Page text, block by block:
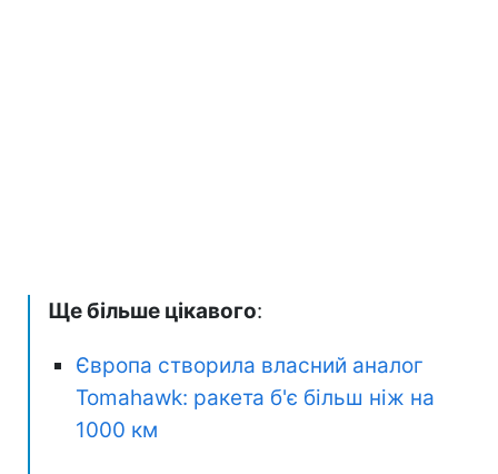
Ще більше цікавого:
Європа створила власний аналог
Tomahawk: ракета б'є більш ніж на
1000 км